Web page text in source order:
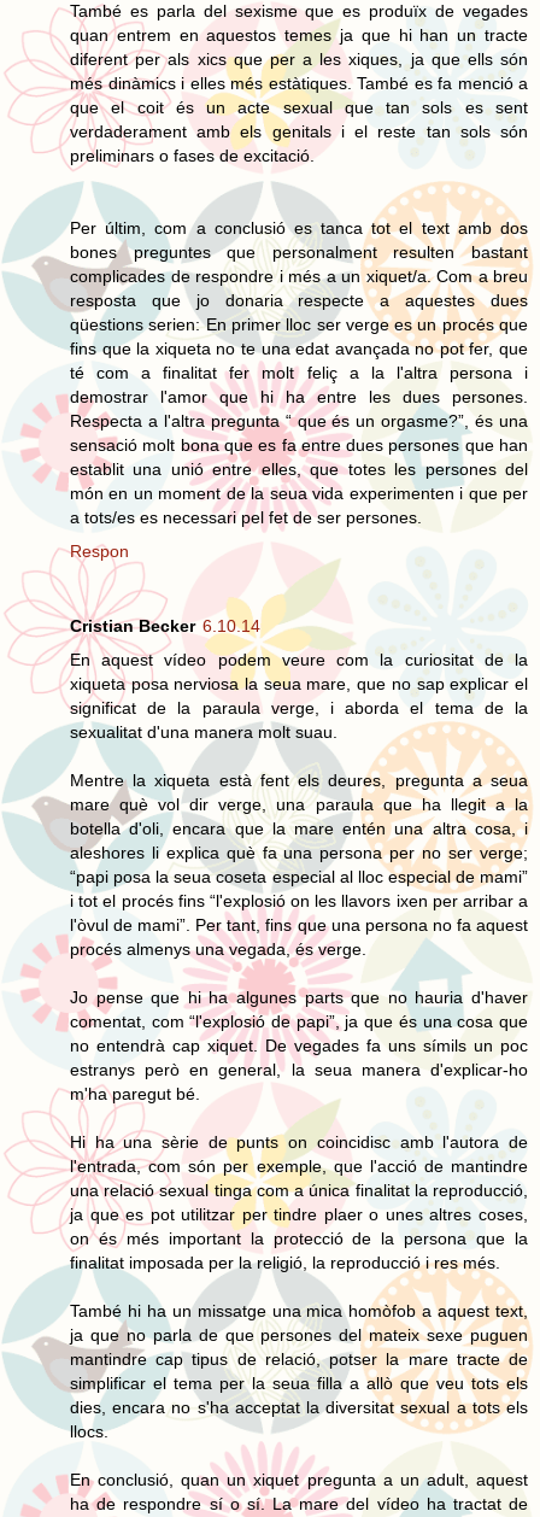
També es parla del sexisme que es produïx de vegades
quan entrem en aquestos temes ja que hi han un tracte
diferent per als xics que per a les xiques, ja que ells són
més dinàmics i elles més estàtiques. També es fa menció a
que el coit és un acte sexual que tan sols es sent
verdaderament amb els genitals i el reste tan sols són
preliminars o fases de excitació.
Per últim, com a conclusió es tanca tot el text amb dos
bones preguntes que personalment resulten bastant
complicades de respondre i més a un xiquet/a. Com a breu
resposta que jo donaria respecte a aquestes dues
qüestions serien: En primer lloc ser verge es un procés que
fins que la xiqueta no te una edat avançada no pot fer, que
té com a finalitat fer molt feliç a la l'altra persona i
demostrar l'amor que hi ha entre les dues persones.
Respecta a l'altra pregunta “ que és un orgasme?”, és una
sensació molt bona que es fa entre dues persones que han
establit una unió entre elles, que totes les persones del
món en un moment de la seua vida experimenten i que per
a tots/es es necessari pel fet de ser persones.
Respon
Cristian Becker 6.10.14
En aquest vídeo podem veure com la curiositat de la
xiqueta posa nerviosa la seua mare, que no sap explicar el
significat de la paraula verge, i aborda el tema de la
sexualitat d'una manera molt suau.
Mentre la xiqueta està fent els deures, pregunta a seua
mare què vol dir verge, una paraula que ha llegit a la
botella d'oli, encara que la mare entén una altra cosa, i
aleshores li explica què fa una persona per no ser verge;
“papi posa la seua coseta especial al lloc especial de mami”
i tot el procés fins “l'explosió on les llavors ixen per arribar a
l'òvul de mami”. Per tant, fins que una persona no fa aquest
procés almenys una vegada, és verge.
Jo pense que hi ha algunes parts que no hauria d'haver
comentat, com “l'explosió de papi”, ja que és una cosa que
no entendrà cap xiquet. De vegades fa uns símils un poc
estranys però en general, la seua manera d'explicar-ho
m'ha paregut bé.
Hi ha una sèrie de punts on coincidisc amb l'autora de
l'entrada, com són per exemple, que l'acció de mantindre
una relació sexual tinga com a única finalitat la reproducció,
ja que es pot utilitzar per tindre plaer o unes altres coses,
on és més important la protecció de la persona que la
finalitat imposada per la religió, la reproducció i res més.
També hi ha un missatge una mica homòfob a aquest text,
ja que no parla de que persones del mateix sexe puguen
mantindre cap tipus de relació, potser la mare tracte de
simplificar el tema per la seua filla a allò que veu tots els
dies, encara no s'ha acceptat la diversitat sexual a tots els
llocs.
En conclusió, quan un xiquet pregunta a un adult, aquest
ha de respondre sí o sí. La mare del vídeo ha tractat de